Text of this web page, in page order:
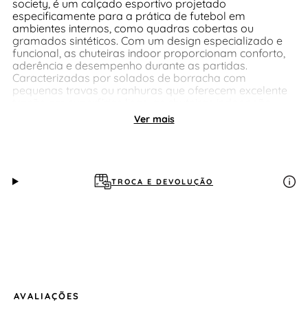
society, é um calçado esportivo projetado
especificamente para a prática de futebol em
ambientes internos, como quadras cobertas ou
gramados sintéticos. Com um design especializado e
funcional, as chuteiras indoor proporcionam conforto,
aderência e desempenho durante as partidas.
Caracterizadas por solados de borracha com
pequenas travas ou ranhuras que oferecem excelente
fabricadas em materiais resistentes e duráveis. Esses
materiais proporcionam proteção aos pés,
Ver mais
TROCA E DEVOLUÇÃO
AVALIAÇÕES